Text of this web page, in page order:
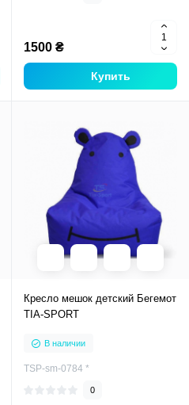
1500 ₴
Купить
Кресло мешок детский Бегемот
TIA-SPORT
В наличии
TSP-sm-0784 *
0